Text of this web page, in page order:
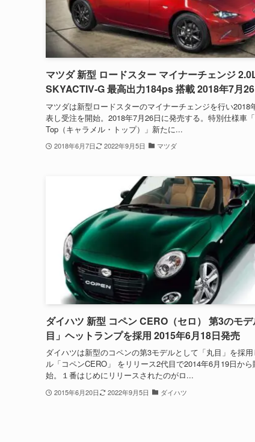
マツダ 新型 ロードスター マイナーチェンジ
SKYACTIV-G 最高出力184ps 搭載 2018年7月
マツダは新型ロードスターのマイナーチェンジを行い2018
表し受注を開始。2018年7月26日に発売する。特別仕様車
Top（キャラメル・トップ）」新たに...
2018年6月7日 2022年9月5日 マツダ
ダイハツ 新型 コペン CERO（セロ） 第3のモ
目」ヘットランプを採用 2015年6月18日発売
ダイハツは新型のコペンの第3モデルとして「丸目」を採
ル「コペンCERO」 をリリース2代目で2014年6月19日から
始。１番はじめにリリースされたのがロ...
2015年6月20日 2022年9月5日 ダイハツ